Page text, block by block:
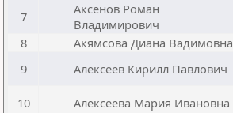
7
Аксенов Роман
Владимирович
8
Акямсова Диана Вадимовна
9
Алексеев Кирилл Павлович
10 Алексеева Мария Ивановна